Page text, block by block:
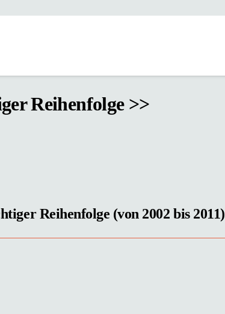
Reihenfolge >>
Reihenfolge (von 2002 bis 2011)